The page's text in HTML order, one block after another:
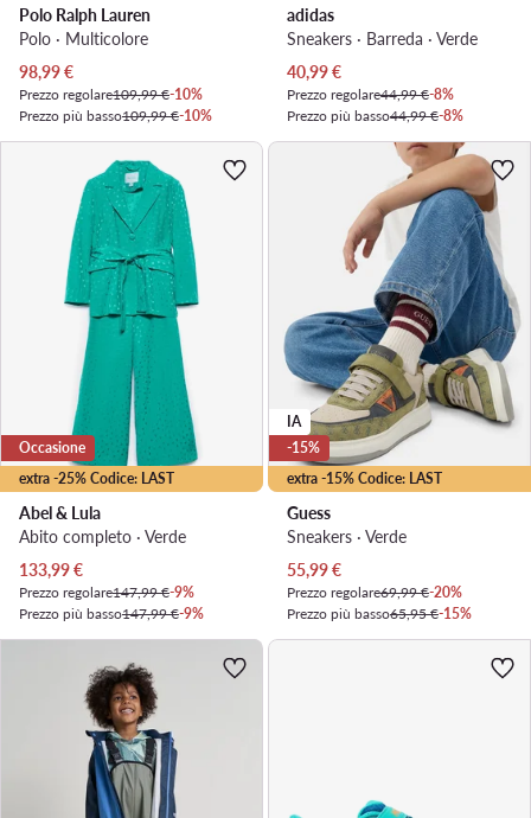
Polo Ralph Lauren
Polo · Multicolore
Prezzo attuale
98,99€
Prezzo regolare109,99 €-10%
Prezzo più basso109,99 €-10%
adidas
Sneakers · Barreda · Verde
Prezzo attuale
40,99€
Prezzo regolare44,99 €-8%
Prezzo più basso44,99 €-8%
extra -25% Codice: LAST
Occasione
Abel & Lula
Abito completo · Verde
Prezzo attuale
133,99€
Prezzo regolare147,99 €-9%
Prezzo più basso147,99 €-9%
extra -15% Codice: LAST
IA
-15%
Guess
Sneakers · Verde
Prezzo attuale
55,99€
Prezzo regolare69,99 €-20%
Prezzo più basso65,95 €-15%